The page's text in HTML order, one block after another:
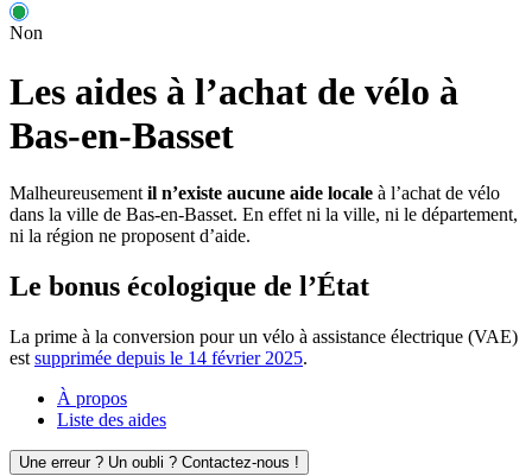
Non
Les aides à l’achat de vélo à
Bas-en-Basset
Malheureusement il n’existe aucune aide locale à l’achat de vélo
dans la ville de Bas-en-Basset. En effet ni la ville, ni le département,
ni la région ne proposent d’aide.
Le bonus écologique de l’État
La prime à la conversion pour un vélo à assistance électrique (VAE)
est supprimée depuis le 14 février 2025.
À propos
Liste des aides
Une erreur ? Un oubli ? Contactez-nous !